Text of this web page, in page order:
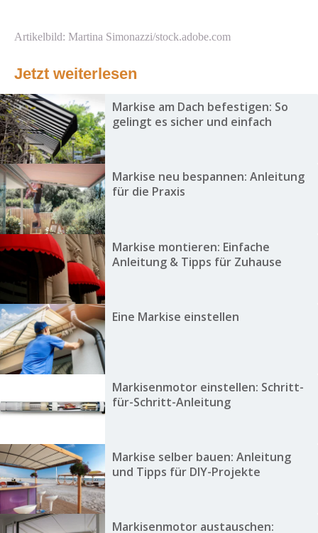
Artikelbild: Martina Simonazzi/stock.adobe.com
Jetzt weiterlesen
Markise am Dach befestigen: So
gelingt es sicher und einfach
Markise neu bespannen: Anleitung
für die Praxis
Markise montieren: Einfache
Anleitung & Tipps für Zuhause
Eine Markise einstellen
Markisenmotor einstellen: Schritt-
für-Schritt-Anleitung
Markise selber bauen: Anleitung
und Tipps für DIY-Projekte
Markisenmotor austauschen: